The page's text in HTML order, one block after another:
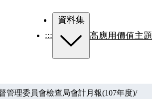
:::
資料集
高應用價值主
管理委員會檢查局會計月報(107年度)/